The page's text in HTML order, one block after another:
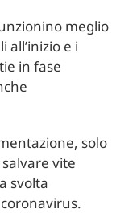
meglio
all’inizio e i
in fase
solo
vite
svolta